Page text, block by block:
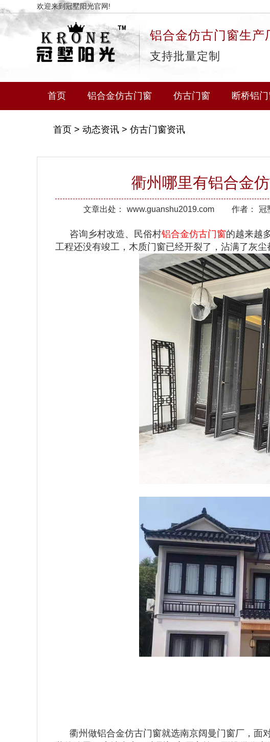
欢迎来到冠墅阳光官网!
铝合金仿古门窗生产
支持批量定制
首页 铝合金仿古门窗 仿古门窗 断桥铝
首页 > 动态资讯 > 仿古门窗资讯
衢州哪里有铝合金
文章出处： www.guanshu2019.com 作者： 冠
咨询乡村改造、民俗村铝合金仿古门窗的越来越
工程还没有竣工，木质门窗已经开裂了，沾满了灰
衢州做铝合金仿古门窗就选南京阔曼门窗厂，面